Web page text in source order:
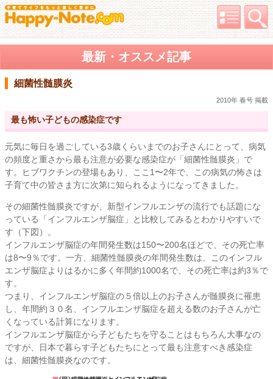
最新・オススメ記事
細菌性髄膜炎
2010年 春号 掲載
最も怖い子どもの感染症です
元気に毎日を過ごしている3歳くらいまでのお子さんにとって、病気
の頻度と重さから最も注意が必要な感染症が「細菌性髄膜炎」で
す。ヒブワクチンの登場もあり、ここ1〜2年で、この病気の怖さは
子育て中の皆さま方に次第に知られるようになってきました。
その細菌性髄膜炎ですが、新型インフルエンザの流行でも話題にな
っている「インフルエンザ脳症」と比較してみるとわかりやすいで
す（下図）。
インフルエンザ脳症の年間発生数は150〜200名ほどで、その死亡率
は8〜9％です。一方、細菌性髄膜炎の年間発生数は、このインフル
エンザ脳症よりはるかに多く年間約1000名で、その死亡率は約3％で
す。
つまり、インフルエンザ脳症の５倍以上のお子さんが髄膜炎に罹患
し、年間約３０名、インフルエンザ脳症を超える数のお子さんが亡
くなっている計算になります。
インフルエンザ脳症から子どもたちを守ることはもちろん大事なの
ですが、日本で暮らす子どもたちにとって最も注意すべき感染症
は、細菌性髄膜炎なのです。